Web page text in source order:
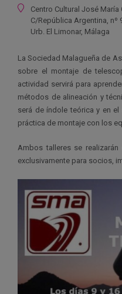
Ubicación
Centro Cultural José María
C/República Argentina, nº
Urb. El Limonar, Málaga
La Sociedad Malagueña de
sobre el montaje de
actividad servirá para
métodos de alineación y
será de índole teórica y en
práctica de montaje con los
Ambos talleres se
exclusivamente para socios,